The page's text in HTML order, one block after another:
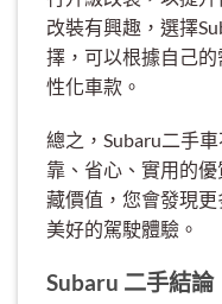
改裝有興趣，選擇
擇，可以根據自己
性化車款。
總之，Subaru二手
靠、省心、實用的
藏價值，您會發現
美好的駕駛體驗。
Subaru 二手結論